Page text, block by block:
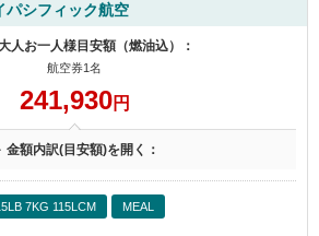
パシフィック航空
人お一人様目安額（燃油込）：
航空券1名
241,930円
金額内訳(目安額)を開く：
7KG 115LCM MEAL